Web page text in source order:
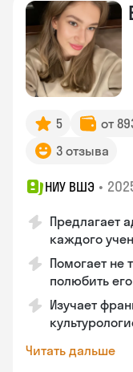
5 от
3 отзыва
НИУ ВШЭ •
Предлагает
каждого
Помогает не
полюбить его
Изучает
Читать дальше